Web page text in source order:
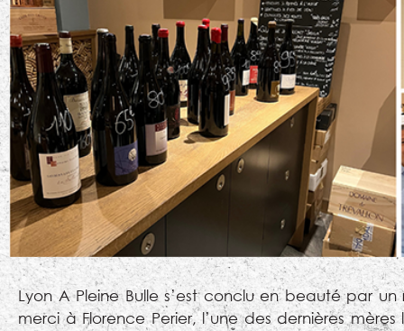
Lyon A Pleine Bulle s’est conclu en beauté par
merci à Florence Perier, l’une des dernières